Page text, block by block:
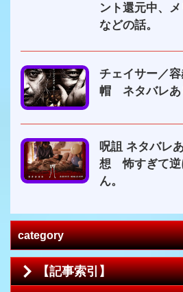
ント還元中、
などの話。
チェイサー／
帽 ネタバレあ
呪詛 ネタバレ
想 怖すぎて逆
ん。
category
【記事索引】